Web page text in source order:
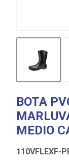
BOTA
MEDIO
110VFLEXF-